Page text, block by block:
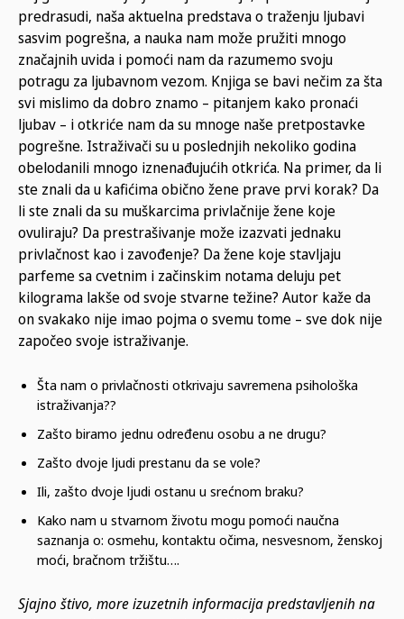
predrasudi, naša aktuelna predstava o traženju ljubavi
sasvim pogrešna, a nauka nam može pružiti mnogo
značajnih uvida i pomoći nam da razu­me­­­­mo svoju
potragu za ljubavnom vezom. Knjiga se bavi nečim za šta
svi mislimo da dobro znamo – pitanjem kako pronaći
ljubav – i otkriće nam da su mnoge naše pretpo­­stav­ke
pogrešne. Istraživači su u poslednjih nekoliko godina
obelodanili mnogo iznenađujućih otkrića. Na primer, da li
ste znali da u kafićima obično žene prave prvi korak? Da
li ste znali da su muškarcima privlačnije žene koje
ovuliraju? Da prestrašivanje može izazvati jednaku
privlačnost kao i zavođenje? Da žene koje stavljaju
parfeme sa cvetnim i začinskim notama deluju pet
kilograma lakše od svoje stvarne težine? Autor kaže da
on svakako nije imao pojma o svemu tome – sve dok nije
započeo svoje istraživanje.
Šta nam o privlačnosti otkrivaju savremena psihološka
istraživanja??
Zašto biramo jednu određenu osobu a ne drugu?
Zašto dvoje ljudi prestanu da se vole?
Ili, zašto dvoje ljudi ostanu u srećnom braku?
Kako nam u stvarnom životu mogu pomoći naučna
saznanja o: osmehu, kontaktu očima, nesvesnom, ženskoj
moći, bračnom tržištu….
Sjajno štivo, more izuzetnih informacija predstavljenih na